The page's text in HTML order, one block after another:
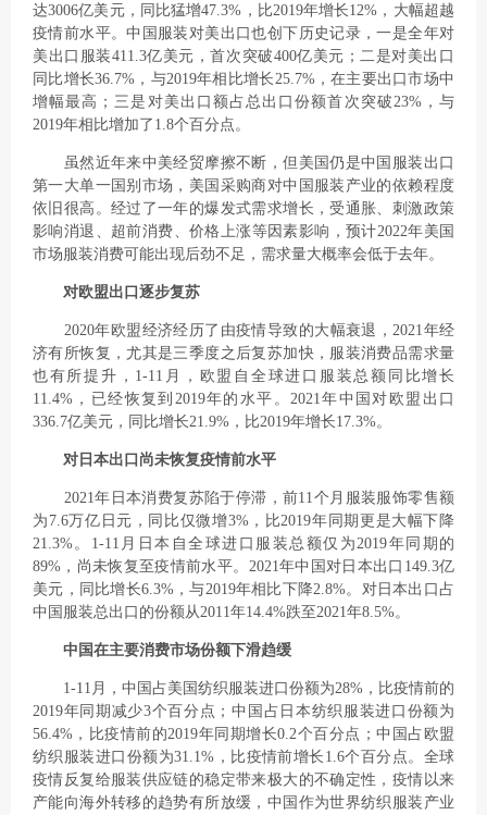
达3006亿美元，同比猛增47.3%，比2019年增长12%，大幅超越
疫情前水平。中国服装对美出口也创下历史记录，一是全年对
美出口服装411.3亿美元，首次突破400亿美元；二是对美出口
同比增长36.7%，与2019年相比增长25.7%，在主要出口市场中
增幅最高；三是对美出口额占总出口份额首次突破23%，与
2019年相比增加了1.8个百分点。
虽然近年来中美经贸摩擦不断，但美国仍是中国服装出口
第一大单一国别市场，美国采购商对中国服装产业的依赖程度
依旧很高。经过了一年的爆发式需求增长，受通胀、刺激政策
影响消退、超前消费、价格上涨等因素影响，预计2022年美国
市场服装消费可能出现后劲不足，需求量大概率会低于去年。
对欧盟出口逐步复苏
2020年欧盟经济经历了由疫情导致的大幅衰退，2021年经
济有所恢复，尤其是三季度之后复苏加快，服装消费品需求量
也有所提升，1-11月，欧盟自全球进口服装总额同比增长
11.4%，已经恢复到2019年的水平。2021年中国对欧盟出口
336.7亿美元，同比增长21.9%，比2019年增长17.3%。
对日本出口尚未恢复疫情前水平
2021年日本消费复苏陷于停滞，前11个月服装服饰零售额
为7.6万亿日元，同比仅微增3%，比2019年同期更是大幅下降
21.3%。1-11月日本自全球进口服装总额仅为2019年同期的
89%，尚未恢复至疫情前水平。2021年中国对日本出口149.3亿
美元，同比增长6.3%，与2019年相比下降2.8%。对日本出口占
中国服装总出口的份额从2011年14.4%跌至2021年8.5%。
中国在主要消费市场份额下滑趋缓
1-11月，中国占美国纺织服装进口份额为28%，比疫情前的
2019年同期减少3个百分点；中国占日本纺织服装进口份额为
56.4%，比疫情前的2019年同期增长0.2个百分点；中国占欧盟
纺织服装进口份额为31.1%，比疫情前增长1.6个百分点。全球
疫情反复给服装供应链的稳定带来极大的不确定性，疫情以来
产能向海外转移的趋势有所放缓，中国作为世界纺织服装产业